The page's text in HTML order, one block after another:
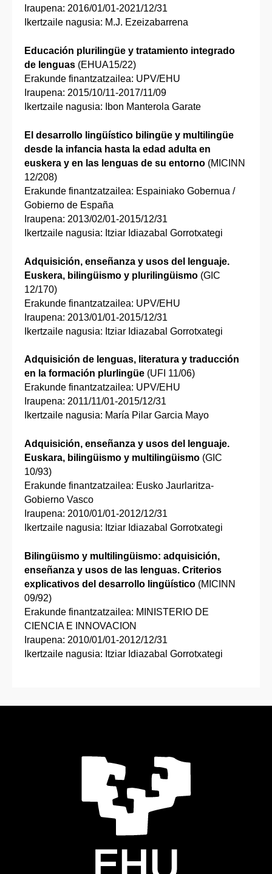
Iraupena: 2016/01/01-2021/12/31
Ikertzaile nagusia: M.J. Ezeizabarrena
Educación plurilingüe y tratamiento integrado
de lenguas (EHUA15/22)
Erakunde finantzatzailea: UPV/EHU
Iraupena: 2015/10/11-2017/11/09
Ikertzaile nagusia: Ibon Manterola Garate
El desarrollo lingüístico bilingüe y multilingüe
desde la infancia hasta la edad adulta en
euskera y en las lenguas de su entorno (MICINN
12/208)
Erakunde finantzatzailea: Espainiako Gobernua /
Gobierno de España
Iraupena: 2013/02/01-2015/12/31
Ikertzaile nagusia: Itziar Idiazabal Gorrotxategi
Adquisición, enseñanza y usos del lenguaje.
Euskera, bilingüismo y plurilingüismo (GIC
12/170)
Erakunde finantzatzailea: UPV/EHU
Iraupena: 2013/01/01-2015/12/31
Ikertzaile nagusia: Itziar Idiazabal Gorrotxategi
Adquisición de lenguas, literatura y traducción
en la formación plurlingüe (UFI 11/06)
Erakunde finantzatzailea: UPV/EHU
Iraupena: 2011/11/01-2015/12/31
Ikertzaile nagusia: María Pilar Garcia Mayo
Adquisición, enseñanza y usos del lenguaje.
Euskara, bilingüismo y multilingüismo (GIC
10/93)
Erakunde finantzatzailea: Eusko Jaurlaritza-
Gobierno Vasco
Iraupena: 2010/01/01-2012/12/31
Ikertzaile nagusia: Itziar Idiazabal Gorrotxategi
Bilingüismo y multilingüismo: adquisición,
enseñanza y usos de las lenguas. Criterios
explicativos del desarrollo lingüístico (MICINN
09/92)
Erakunde finantzatzailea: MINISTERIO DE
CIENCIA E INNOVACION
Iraupena: 2010/01/01-2012/12/31
Ikertzaile nagusia: Itziar Idiazabal Gorrotxategi